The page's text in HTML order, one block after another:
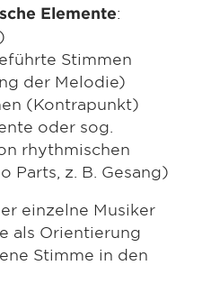
Elemente:
Stimmen
der Melodie)
(Kontrapunkt)
oder sog.
rhythmischen
Parts, z. B. Gesang)
einzelne Musiker
als Orientierung
Stimme in den